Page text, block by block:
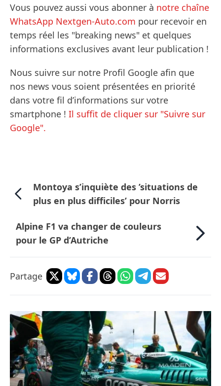
Vous pouvez aussi vous abonner à notre chaîne
WhatsApp Nextgen-Auto.com pour recevoir en
temps réel les "breaking news" et quelques
informations exclusives avant leur publication !
Nous suivre sur notre Profil Google afin que
nos news vous soient présentées en priorité
dans votre fil d’informations sur votre
smartphone ! Il suffit de cliquer sur "Suivre sur
Google".
Montoya s’inquiète des ’situations de
plus en plus difficiles’ pour Norris
Alpine F1 va changer de couleurs
pour le GP d’Autriche
Partage